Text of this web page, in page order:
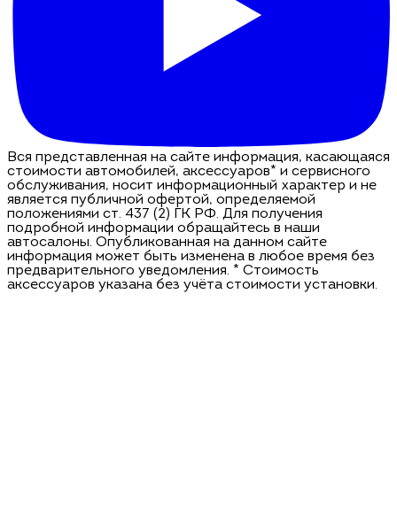
Вся представленная на сайте информация, касающаяся
стоимости автомобилей, аксессуаров* и сервисного
обслуживания, носит информационный характер и не
является публичной офертой, определяемой
положениями ст. 437 (2) ГК РФ. Для получения
подробной информации обращайтесь в наши
автосалоны. Опубликованная на данном сайте
информация может быть изменена в любое время без
предварительного уведомления. * Стоимость
аксессуаров указана без учёта стоимости установки.